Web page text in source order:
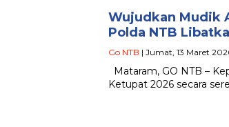
Wujudkan Mudik
Polda NTB
Go NTB | Jumat, 13 Maret
Mataram, GO NTB –
Ketupat 2026 secara